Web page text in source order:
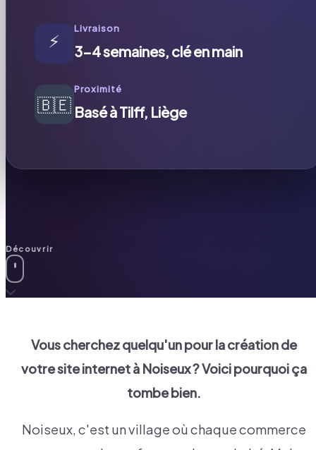
⚡
Livraison
3-4 semaines, clé en main
🇧🇪
Proximité
Basé à Tilff, Liège
Découvrir
Vous cherchez quelqu'un pour la création de
votre site internet à Noiseux? Voici pourquoi ça
tombe bien.
Noiseux, c'est un village où chaque commerce